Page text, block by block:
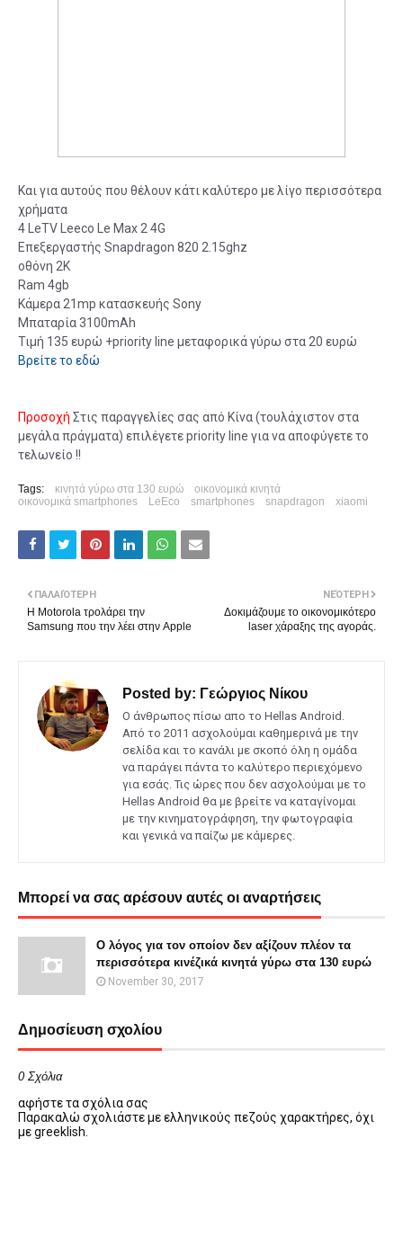
Και για αυτούς που θέλουν κάτι καλύτερο με λίγο περισσότερα
χρήματα
4 LeTV Leeco Le Max 2 4G
Επεξεργαστής Snapdragon 820 2.15ghz
οθόνη 2K
Ram 4gb
Κάμερα 21mp κατασκευής Sony
Μπαταρία 3100mAh
Τιμή 135 ευρώ +priority line μεταφορικά γύρω στα 20 ευρώ
Βρείτε το εδώ
Προσοχή Στις παραγγελίες σας από Κίνα (τουλάχιστον στα
μεγάλα πράγματα) επιλέγετε priority line για να αποφύγετε το
τελωνείο !!
Tags: κινητά γύρω στα 130 ευρώ
οικονομικά κινητά
οικονομικά smartphones
LeEco smartphones snapdragon xiaomi
ΝΕΌΤΕΡΗ
Δοκιμάζουμε το οικονομικότερο
laser χάραξης της αγοράς.
ΠΑΛΑΙΌΤΕΡΗ
Η Motorola τρολάρει την
Samsung που την λέει στην Apple
Posted by: Γεώργιος Νίκου
Ο άνθρωπος πίσω απο το Hellas Android.
Από το 2011 ασχολούμαι καθημερινά με την
σελίδα και το κανάλι με σκοπό όλη η ομάδα
να παράγει πάντα το καλύτερο περιεχόμενο
για εσάς. Τις ώρες που δεν ασχολούμαι με το
Hellas Android θα με βρείτε να καταγίνομαι
με την κινηματογράφηση, την φωτογραφία
και γενικά να παίζω με κάμερες.
Μπορεί να σας αρέσουν αυτές οι αναρτήσεις
Ο λόγος για τον οποίον δεν αξίζουν πλέον τα
περισσότερα κινέζικά κινητά γύρω στα 130 ευρώ
November 30, 2017
Δημοσίευση σχολίου
0 Σχόλια
αφήστε τα σχόλια σας
Παρακαλώ σχολιάστε με ελληνικούς πεζούς χαρακτήρες, όχι
με greeklish.